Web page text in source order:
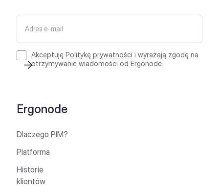
Akceptuję Politykę prywatności i wyrażają zgodę na
otrzymywanie wiadomości od Ergonode.
Ergonode
Dlaczego PIM?
Platforma
Historie
klientów